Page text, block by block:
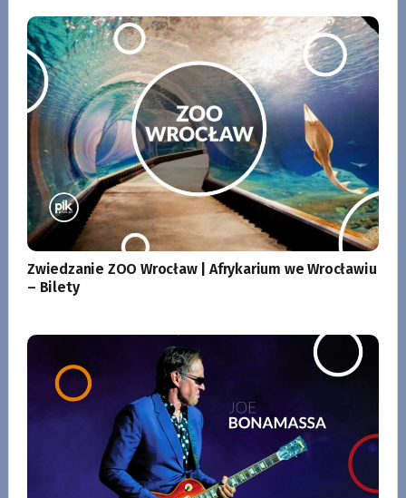
Zwiedzanie ZOO Wrocław | Afrykarium we Wrocławiu
– Bilety